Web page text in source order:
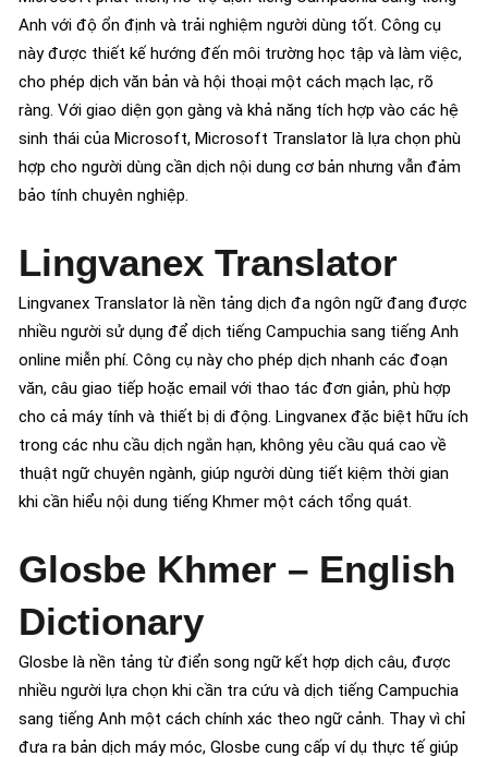
Anh với độ ổn định và trải nghiệm người dùng tốt. Công cụ
này được thiết kế hướng đến môi trường học tập và làm việc,
cho phép dịch văn bản và hội thoại một cách mạch lạc, rõ
ràng. Với giao diện gọn gàng và khả năng tích hợp vào các hệ
sinh thái của Microsoft, Microsoft Translator là lựa chọn phù
hợp cho người dùng cần dịch nội dung cơ bản nhưng vẫn đảm
bảo tính chuyên nghiệp.
Lingvanex Translator
Lingvanex Translator là nền tảng dịch đa ngôn ngữ đang được
nhiều người sử dụng để dịch tiếng Campuchia sang tiếng Anh
online miễn phí. Công cụ này cho phép dịch nhanh các đoạn
văn, câu giao tiếp hoặc email với thao tác đơn giản, phù hợp
cho cả máy tính và thiết bị di động. Lingvanex đặc biệt hữu ích
trong các nhu cầu dịch ngắn hạn, không yêu cầu quá cao về
thuật ngữ chuyên ngành, giúp người dùng tiết kiệm thời gian
khi cần hiểu nội dung tiếng Khmer một cách tổng quát.
Glosbe Khmer – English
Dictionary
Glosbe là nền tảng từ điển song ngữ kết hợp dịch câu, được
nhiều người lựa chọn khi cần tra cứu và dịch tiếng Campuchia
sang tiếng Anh một cách chính xác theo ngữ cảnh. Thay vì chỉ
đưa ra bản dịch máy móc, Glosbe cung cấp ví dụ thực tế giúp